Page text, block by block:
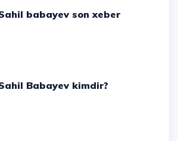
Sahil babayev son xeber
Sahil Babayev kimdir?